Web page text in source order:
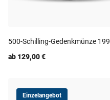
500-Schilling-Gedenkmünze
ab 129,00 €
Einzelangebot